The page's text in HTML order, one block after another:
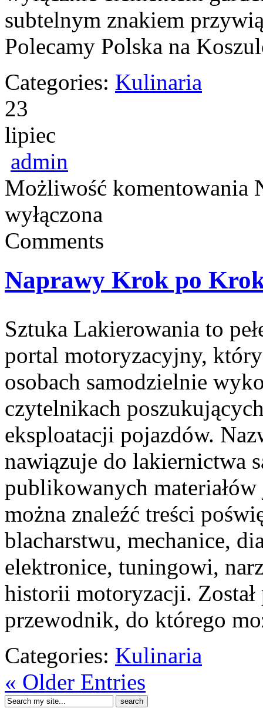
subtelnym znakiem
Polecamy Polska na
Categories: Kulinaria
23
lipiec
admin
Możliwość komentowania
wyłączona
Comments
Naprawy Krok po
Sztuka Lakierowania to
portal motoryzacyjny,
osobach samodzielnie
czytelnikach
eksploatacji pojazdów.
nawiązuje do lakiernictwa
publikowanych materiałów
można znaleźć treści
blacharstwu, mechanice,
elektronice, tuningowi,
historii motoryzacji.
przewodnik, do którego
Categories: Kulinaria
« Older Entries